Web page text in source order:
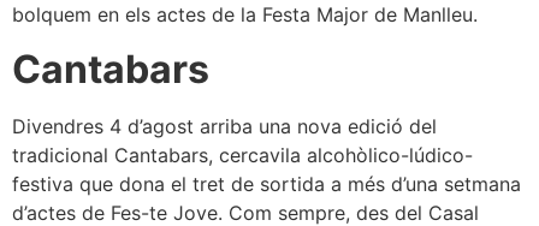
bolquem en els actes de la Festa Major de Manlleu.
Cantabars
Divendres 4 d’agost arriba una nova edició del
tradicional Cantabars, cercavila alcohòlico-lúdico-
festiva que dona el tret de sortida a més d’una setmana
d’actes de Fes-te Jove. Com sempre, des del Casal